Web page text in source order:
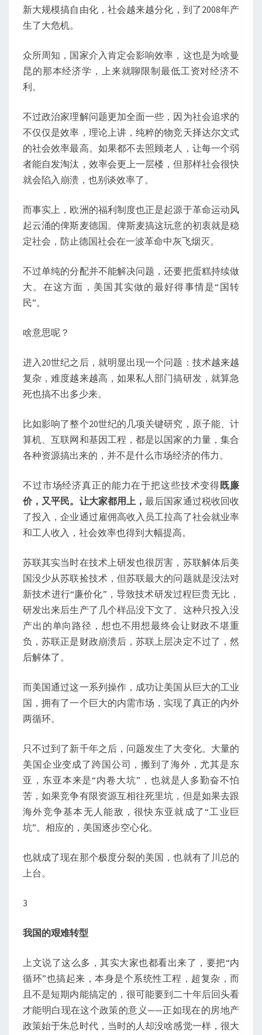
新大规模搞自由化，社会越来越分化，到了2008年产
生了大危机。
众所周知，国家介入肯定会影响效率，这也是为啥曼
昆的那本经济学，上来就聊限制最低工资对经济不
利。
不过政治家理解问题更加全面一些，因为社会追求的
不仅仅是效率，理论上讲，纯粹的物竞天择达尔文式
的社会效率最高。如果都不去照顾老人，让每一个弱
者能自发淘汰，效率会更上一层楼，但那样社会很快
就会陷入崩溃，也别谈效率了。
而事实上，欧洲的福利制度也正是起源于革命运动风
起云涌的俾斯麦德国。俾斯麦搞这玩意的初衷就是稳
定社会，防止德国社会在一波革命中灰飞烟灭。
不过单纯的分配并不能解决问题，还要把蛋糕持续做
大。在这方面，美国其实做的最好得事情是“国转
民”。
啥意思呢？
进入20世纪之后，就明显出现一个问题：技术越来越
复杂，难度越来越高，如果私人部门搞研发，就算急
死也搞不出多少来。
比如影响了整个20世纪的几项关键研究，原子能、计
算机、互联网和基因工程，都是以国家的力量，集合
各种资源搞出来的，并不是什么市场经济的伟力。
不过市场经济真正的能力在于把这些技术变得 既廉
价，又平民。让大家都用上，最后国家通过税收回收
了投入，企业通过雇佣高收入员工拉高了社会就业率
和工人收入，社会效率也得到大幅提高。
苏联其实当时在技术上研发也很厉害，苏联解体后美
国没少从苏联捡技术，但苏联最大的问题就是没法对
新技术进行“廉价化”，导致技术研发过程巨贵无比，
研发出来后生产了几个样品没下文了。这种只投入没
产出的单向路径，想也不用想最终会让财政不堪重
负，苏联正是财政崩溃后，苏联上层决定不过了，然
后解体了。
而美国通过这一系列操作，成功让美国从巨大的工业
国，拥有了一个巨大的内需市场，实现了真正的内外
两循环。
只不过到了新千年之后，问题发生了大变化。大量的
美国企业变成了跨国公司，搬到了海外，尤其是东
亚，东亚本来是“内卷大坑”，也就是人多勤奋不怕
苦，如果竞争有限资源互相往死里坑，但是如果去跟
海外竞争基本无人能敌，很快东亚就成了“工业巨
坑”。相应的，美国逐步空心化。
也就成了现在那个极度分裂的美国，也就有了川总的
上台。
3
我国的艰难转型
上文说了这么多，其实大家也都看出来了，要把“内
循环”也搞起来，本身是个系统性工程，超复杂，而
且不是短期内能搞定的，很可能要到二十年后回头看
才能明白现在这个政策的意义——正如现在的房地产
政策始于朱总时代，当时的人却没啥感觉一样，很大